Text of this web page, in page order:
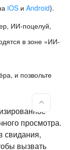
iOS и Android).
ИИ-поцелуй,
в зоне «ИИ-
и позвольте
просмотра.
свидания,
вызвать